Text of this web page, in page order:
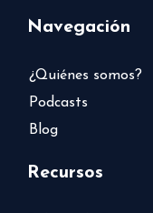
Navegación
¿Quiénes somos?
Podcasts
Blog
Recursos